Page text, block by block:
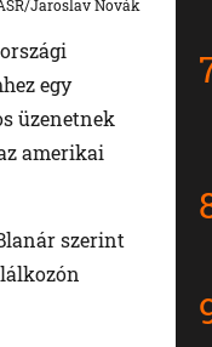
Jaroslav Novák
egy
üzenetnek
amerikai
szerint